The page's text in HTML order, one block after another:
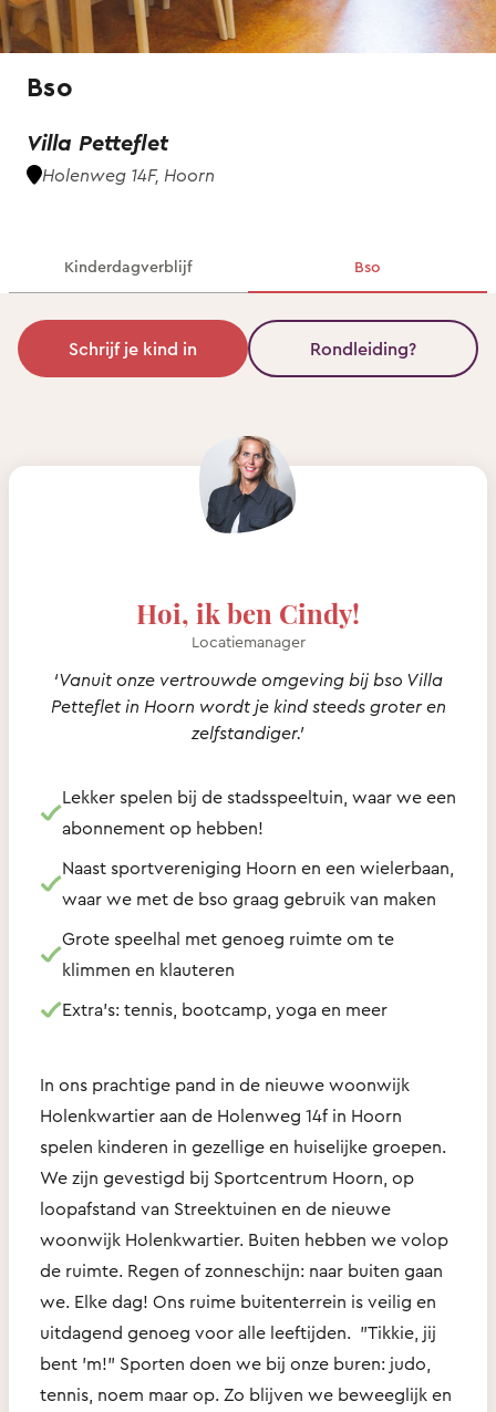
Bso
Villa Petteflet
Holenweg 14F, Hoorn
Kinderdagverblijf Bso
Schrijf je kind in Rondleiding?
Hoi, ik ben Cindy!
Locatiemanager
‘Vanuit onze vertrouwde omgeving bij bso Villa
Petteflet in Hoorn wordt je kind steeds groter en
zelfstandiger.’
Lekker spelen bij de stadsspeeltuin, waar we een
abonnement op hebben!
Naast sportvereniging Hoorn en een wielerbaan,
waar we met de bso graag gebruik van maken
Grote speelhal met genoeg ruimte om te
klimmen en klauteren
Extra’s: tennis, bootcamp, yoga en meer
In ons prachtige pand in de nieuwe woonwijk
Holenkwartier aan de Holenweg 14f in Hoorn
spelen kinderen in gezellige en huiselijke groepen.
We zijn gevestigd bij Sportcentrum Hoorn, op
loopafstand van Streektuinen en de nieuwe
woonwijk Holenkwartier. Buiten hebben we volop
de ruimte. Regen of zonneschijn: naar buiten gaan
we. Elke dag! Ons ruime buitenterrein is veilig en
uitdagend genoeg voor alle leeftijden. "Tikkie, jij
bent 'm!" Sporten doen we bij onze buren: judo,
tennis, noem maar op. Zo blijven we beweeglijk en